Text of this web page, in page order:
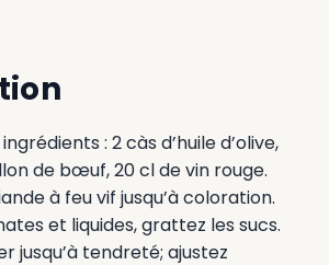
: 2 càs d’huile d’olive,
de bœuf, 20 cl de vin rouge.
à feu vif jusqu’à coloration.
et liquides, grattez les sucs.
jusqu’à tendreté; ajustez